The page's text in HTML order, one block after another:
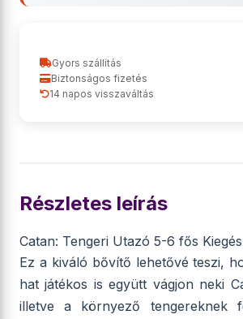
Gyors szállítás
Biztonságos fizetés
14 napos visszaváltás
Részletes leírás
Catan: Tengeri Utazó 5-6 fős
Ez a kiváló bővítő lehetővé teszi,
hat játékos is együtt vágjon neki
illetve a környező tengereknek